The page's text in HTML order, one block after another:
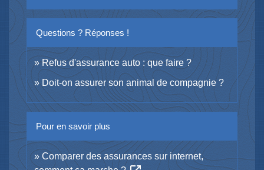
Questions ? Réponses !
Refus d'assurance auto : que faire ?
Doit-on assurer son animal de compagnie ?
Pour en savoir plus
Comparer des assurances sur internet,